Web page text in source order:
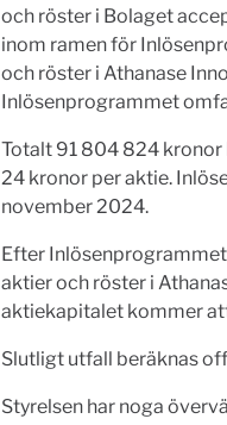
och röster i Bolaget
inom ramen för
och röster i Athanase
Inlösenprogrammet
Totalt 91 804 824
24 kronor per aktie.
november 2024.
Efter
aktier och röster i
aktiekapitalet kommer
Slutligt utfall beräknas
Styrelsen har noga